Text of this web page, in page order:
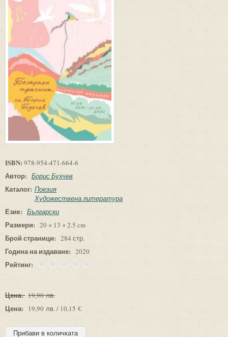
ISBN: 978-954-471-664-6
Автор: Борис Бухчев
Каталог: Поезия
Художествена литература
Език: Български
Размери: 20 × 13 × 2.5 cm
Брой страници: 284 стр.
Година на издаване: 2020
Рейтинг:
Цена: 19,90 лв.
Цена: 19,90 лв. / 10,15 €